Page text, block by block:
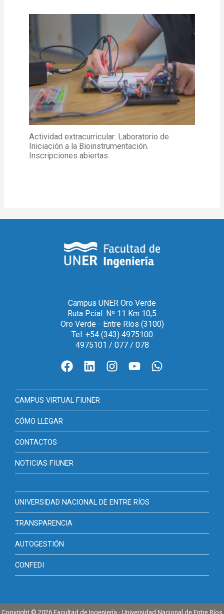
Actividad extracurricular: Laboratorio de
Iniciación a la Bioinstrumentación.
Inscripciones abiertas
Campus UNER Oro Verde
Ruta Pcial. Nº 11 Km 10,5
Oro Verde - Entre Ríos (3100)
Tel: +54 (343) 4975100
4975101 / 077 / 078
CAMPUS VIRTUAL FIUNER
CÓMO LLEGAR
CONTACTOS
NOTICIAS FIUNER
UNIVERSIDAD NACIONAL DE ENTRE RÍOS
TRANSPARENCIA
AUTOGESTIÓN
CONFEDI
Copyright © 2026 Facultad de Ingeniería - Universidad Nacional de Entre Ríos